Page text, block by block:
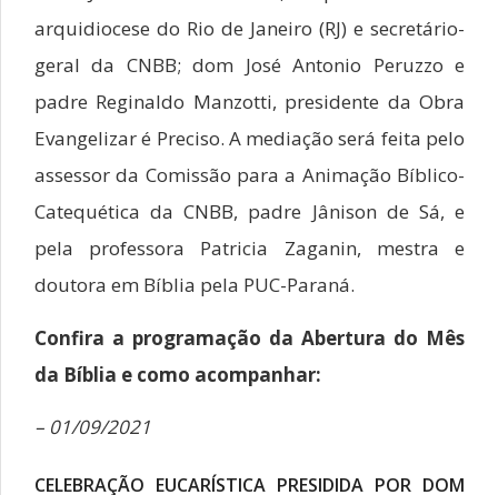
arquidiocese do Rio de Janeiro (RJ) e secretário-
geral da CNBB; dom José Antonio Peruzzo e
padre Reginaldo Manzotti, presidente da Obra
Evangelizar é Preciso. A mediação será feita pelo
assessor da Comissão para a Animação Bíblico-
Catequética da CNBB, padre Jânison de Sá, e
pela professora Patricia Zaganin, mestra e
doutora em Bíblia pela PUC-Paraná.
Confira a programação da Abertura do Mês
da Bíblia e como acompanhar:
– 01/09/2021
CELEBRAÇÃO EUCARÍSTICA PRESIDIDA POR DOM